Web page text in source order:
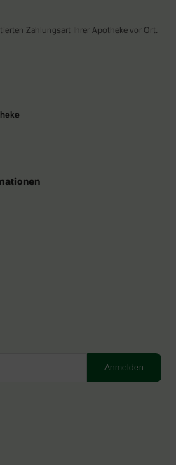
Zahlungsart Ihrer Apotheke vor Ort.